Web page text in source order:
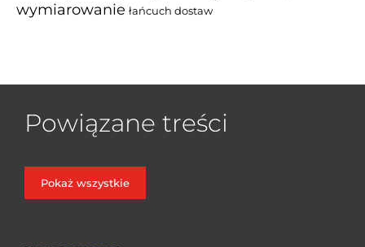
wymiarowanie łańcuch dostaw
Powiązane treści
Pokaż wszystkie